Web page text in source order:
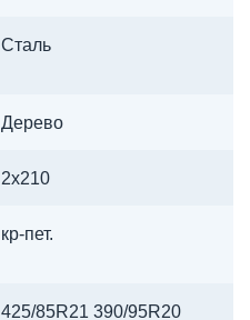
Сталь
Дерево
2х210
кр-пет.
425/85R21 390/95R20